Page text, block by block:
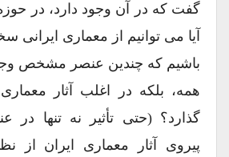
گفت که در آن وجود دارد، در
آیا می توانیم از معماری ایرانی
باشیم که چندین عنصر مشخص وجود
همه، بلکه در اغلب آثار معماری
گذارد؟ (حتی تأثیر نه تنها در
پیروی آثار معماری ایران از